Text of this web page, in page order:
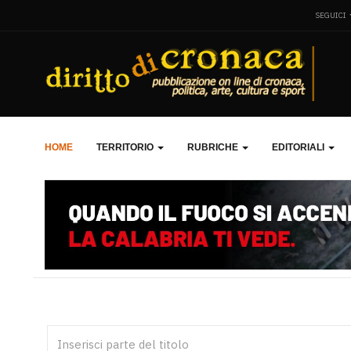
SEGUICI
HOME TERRITORIO RUBRICHE EDITORIALI